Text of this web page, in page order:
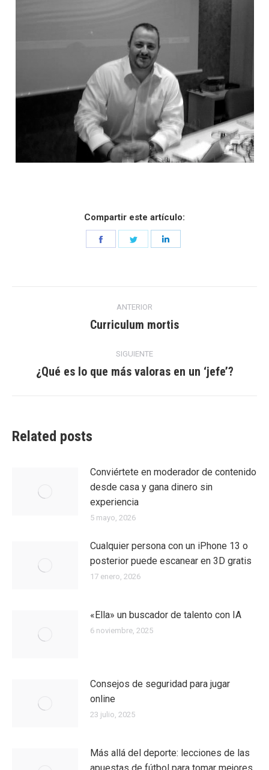
Compartir este artículo:
Share
ANTERIOR
Entrada
Curriculum mortis
SIGUIENTE
Entrada
¿Qué es lo que más valoras en un ‘jefe’?
Related posts
Conviértete en moderador de contenido
desde casa y gana dinero sin
experiencia
5 mayo, 2026
Cualquier persona con un iPhone 13 o
posterior puede escanear en 3D gratis
17 enero, 2026
«Ella» un buscador de talento con IA
6 noviembre, 2025
Consejos de seguridad para jugar
online
23 julio, 2025
Más allá del deporte: lecciones de las